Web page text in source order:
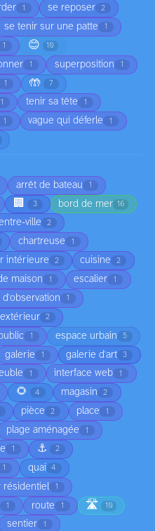
1 se reposer 2
se tenir sur une patte 1
1 😊 10
1 superposition 1
1 🤲 7
1 tenir sa tête 1
1 vague qui déferle 1
arrêt de bateau 1
🏢 3 bord de mer 16
ville 2
chartreuse 1
intérieure 2 cuisine 2
maison 1 escalier 1
1
2
1 espace urbain 5
galerie 1 galerie d'art 3
1 interface web 1
🌻 4 magasin 2
pièce 2 place 1
plage aménagée 1
1 ⚓ 2
1 quai 4
résidentiel 1
1 route 1 🛣️ 10
sentier 1